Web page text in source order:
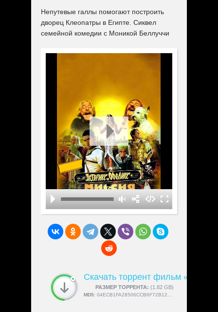
чтобы помешать проискам Цезаря, не
желающего проигрывать Клеопатре.
Непутевые галлы помогают построить
дворец Клеопатры в Египте. Сиквел
семейной комедии с Моникой Беллуччи
Скачать торрент фильм
РАЗМЕР ТОРРЕНТА: (1.82 GB)
СКАЧАЛИ:4189
MD5: 04ECB1FA28506CCB6F72B12C0245DDBC